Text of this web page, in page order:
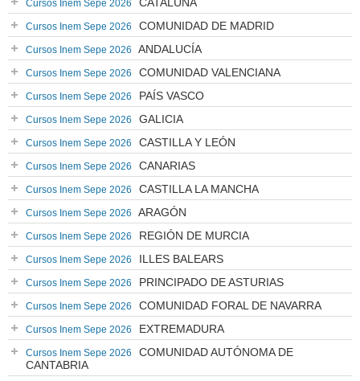
Cursos Inem Sepe 2026
Cursos Inem Sepe 2026 COMUNIDAD DE MADRID
Cursos Inem Sepe 2026 ANDALUCÍA
Cursos Inem Sepe 2026 COMUNIDAD VALENCIANA
Cursos Inem Sepe 2026 PAÍS VASCO
Cursos Inem Sepe 2026 GALICIA
Cursos Inem Sepe 2026 CASTILLA Y LEÓN
Cursos Inem Sepe 2026 CANARIAS
Cursos Inem Sepe 2026 CASTILLA LA MANCHA
Cursos Inem Sepe 2026 ARAGÓN
Cursos Inem Sepe 2026 REGIÓN DE MURCIA
Cursos Inem Sepe 2026 ILLES BALEARS
Cursos Inem Sepe 2026 PRINCIPADO DE ASTURIAS
Cursos Inem Sepe 2026 COMUNIDAD FORAL DE NAVARRA
Cursos Inem Sepe 2026 EXTREMADURA
Cursos Inem Sepe 2026
COMUNIDAD AUTÓNOMA DE
CANTABRIA